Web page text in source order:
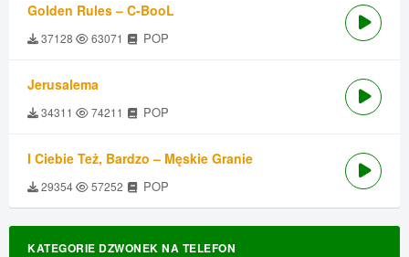
Golden Rules – C-BooL
37128 63071 POP
Jerusalema
34311 74211 POP
I Ciebie Też, Bardzo – Męskie Granie
29354 57252 POP
KATEGORIE DZWONEK NA TELEFON